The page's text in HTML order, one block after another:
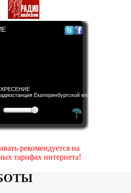
рекомендуется на
тарифах интернета!